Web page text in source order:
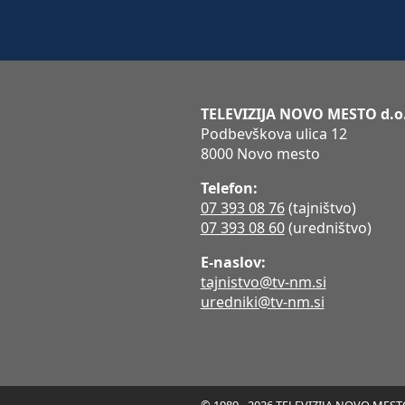
TELEVIZIJA NOVO MESTO
Podbevškova ulica 12
8000 Novo mesto
Telefon:
07 393 08 76(tajništvo)
07 393 08 60(uredništvo)
E-naslov:
tajnistvo@tv-nm.si
uredniki@tv-nm.si